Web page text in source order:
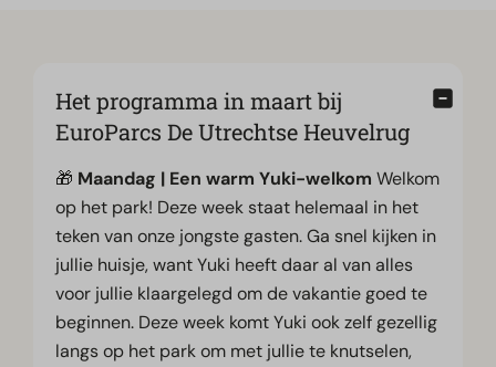
Het programma in maart bij
EuroParcs De Utrechtse Heuvelrug
🎁 Maandag | Een warm Yuki-welkom Welkom
op het park! Deze week staat helemaal in het
teken van onze jongste gasten. Ga snel kijken in
jullie huisje, want Yuki heeft daar al van alles
voor jullie klaargelegd om de vakantie goed te
beginnen. Deze week komt Yuki ook zelf gezellig
langs op het park om met jullie te knutselen,